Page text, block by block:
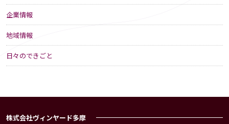
企業情報
地域情報
日々のできごと
株式会社ヴィンヤード多摩